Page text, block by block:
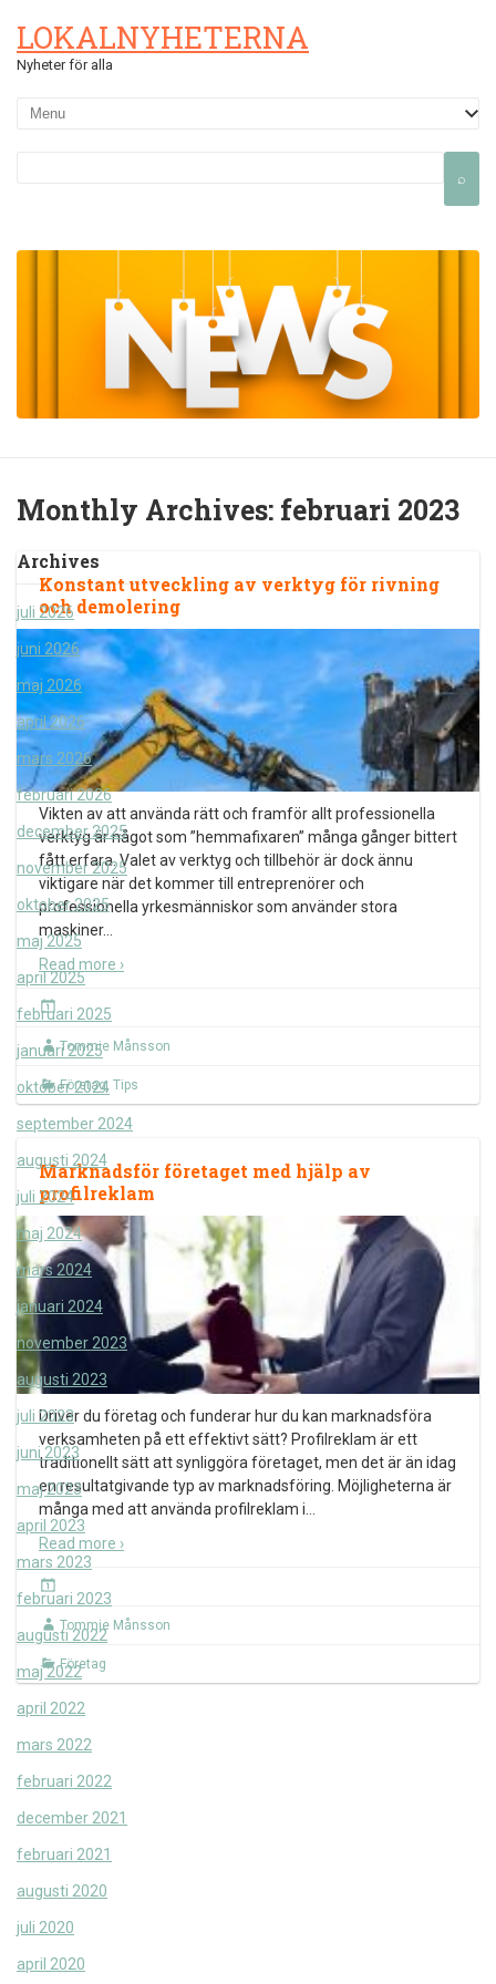
LOKALNYHETERNA
Nyheter för alla
Monthly Archives: februari 2023
Archives
juli 2026
juni 2026
maj 2026
april 2026
mars 2026
februari 2026
december 2025
november 2025
oktober 2025
maj 2025
april 2025
februari 2025
januari 2025
oktober 2024
september 2024
augusti 2024
juli 2024
maj 2024
mars 2024
januari 2024
november 2023
augusti 2023
juli 2023
juni 2023
maj 2023
april 2023
mars 2023
februari 2023
augusti 2022
maj 2022
april 2022
mars 2022
februari 2022
december 2021
februari 2021
augusti 2020
juli 2020
april 2020
Konstant utveckling av verktyg för rivning
och demolering
Vikten av att använda rätt och framför allt professionella
verktyg är något som ”hemmafixaren” många gånger bittert
fått erfara. Valet av verktyg och tillbehör är dock ännu
viktigare när det kommer till entreprenörer och
professionella yrkesmänniskor som använder stora
maskiner…
Read more ›
Tommie Månsson
Företag, Tips
Marknadsför företaget med hjälp av
profilreklam
Driver du företag och funderar hur du kan marknadsföra
verksamheten på ett effektivt sätt? Profilreklam är ett
traditionellt sätt att synliggöra företaget, men det är än idag
en resultatgivande typ av marknadsföring. Möjligheterna är
många med att använda profilreklam i…
Read more ›
Tommie Månsson
Företag